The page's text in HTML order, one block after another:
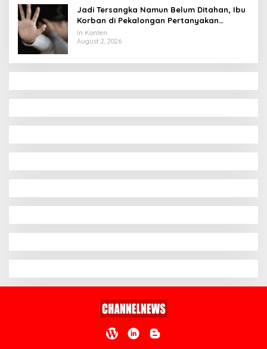
Jadi Tersangka Namun Belum Ditahan, Ibu
Korban di Pekalongan Pertanyakan
Keseriusan Polisi Tangani Kasus Rudapksa
Sampai Anaknya Hamil
In Konten
August 2, 2026